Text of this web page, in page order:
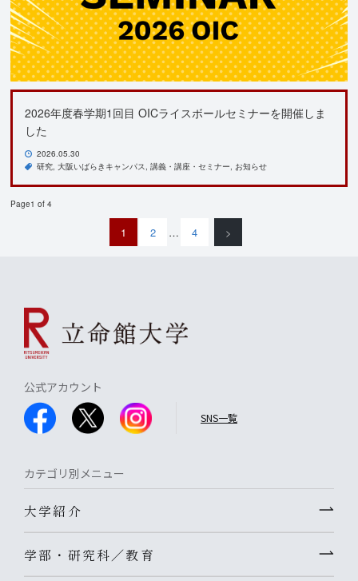
2026年度春学期1回目 OICライスボールセミナーを開催しま
した
2026.05.30
研究 大阪いばらきキャンパス 講義・講座・セミナー お知らせ
Page1 of 4
1 2 … 4 >
公式アカウント
SNS一覧
カテゴリ別メニュー
大学紹介
学部・研究科／教育